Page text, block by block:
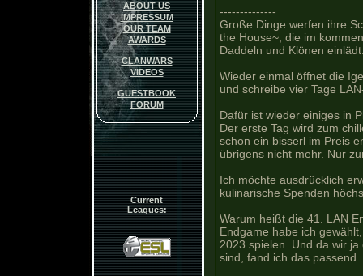
ABOUT US
IMPRESSUM
OUR TEAM
AWARDS
CLANWARS
VIDEOS
GUESTBOOK
FORUM
Current
Leagues:
--------------
Große Dinge werfen ihre
the House~, die im
Daddeln und Klönen
Wieder einmal öffnet die
und schreibe vier Tage
Dafür ist wieder einiges in
Der erste Tag wird zum
schon ein bisserl im Preis
übrigens nicht mehr. Nur
Ich möchte ausdrücklich
kulinarische Spenden
Warum heißt die 41. LAN
Endgame habe ich
2023 spielen. Und da wir
sind, fand ich das passend.